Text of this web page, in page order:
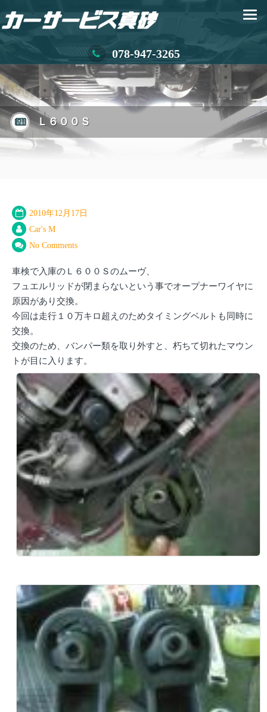
078-947-3265
Ｌ６００Ｓ
2010年12月17日
Car's M
No Comments
車検で入庫のＬ６００Ｓのムーヴ、
フュエルリッドが閉まらないという事でオープナーワイヤに
原因があり交換。
今回は走行１０万キロ超えのためタイミングベルトも同時に
交換。
交換のため、バンパー類を取り外すと、朽ちて切れたマウン
トが目に入ります。